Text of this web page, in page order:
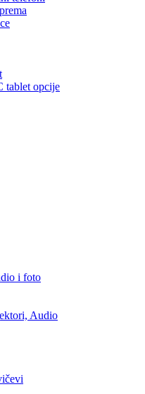
tablet opcije
i foto
Audio